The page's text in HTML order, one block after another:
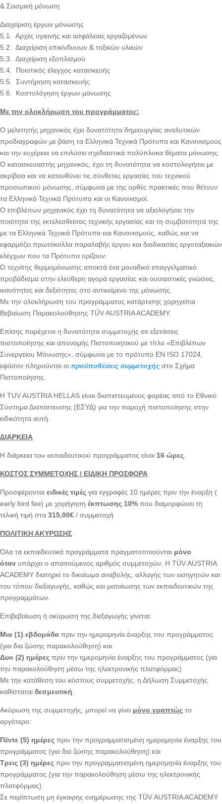
& Σεισμική μόνωση
Διαχείριση έργων μόνωσης
5.1. Αρχές υγιεινής και ασφάλειας εργαζομένων
5.2. Διαχείριση επικίνδυνων & τοξικών υλικών
5.3. Διαχείριση εξοπλισμού
5.4. Ποιοτικός έλεγχος κατασκευής
5.5. Συντήρηση κατασκευής
5.6. Κοστολόγηση έργων μόνωσης
Με την ολοκλήρωση του προγράμματος:
Ο μελετητής μηχανικός έχει δυνατότητα δημιουργίας αναλυτικών
προδιαγραφών με βάση τα Ελληνικά Τεχνικά Πρότυπα και Κανονισμούς
και την ευχέρεια να επιλύσει σχεδιαστικά πολύπλοκα θέματα μόνωσης.
Ο κατασκευαστής μηχανικός, έχει τη δυνατότητα να κοστολογήσει με
ακρίβεια και να κατευθύνει τις σύνθετες εργασίες του τεχνικού
προσωπικού μόνωσης, σύμφωνα με της ορθές πρακτικές που θέτουν
τα Ελληνικά Τεχνικά Πρότυπα και οι Κανονισμοί.
Ο επιβλέπων μηχανικός έχει τη δυνατότητα να αξιολογήσει την
ποιότητα της εκτελεσθείσας τεχνικής εργασίας και τη συμβατότητά της
με τα Ελληνικά Τεχνικά Πρότυπα και Κανονισμούς, καθώς και να
εφαρμόζει πρωτόκολλα παραλαβής έργου και διαδικασίες εργοταξιακών
ελέγχων που τα Πρότυπα ορίζουν.
Ο τεχνίτης θερμομόνωσης αποκτά ένα μοναδικό επαγγελματικό
προβάδισμα στην ελεύθερη αγορά εργασίας και ουσιαστικές γνώσεις,
ικανότητες και δεξιότητες στο αντικείμενο της μόνωσης.
Με την ολοκλήρωση του προγράμματος κατάρτισης χορηγείται
Βεβαίωση Παρακολούθησης TÜV AUSTRIA ACADEMY.
Επίσης παρέχεται η δυνατότητα συμμετοχής σε εξετάσεις
πιστοποίησης και απονομής Πιστοποιητικού με τίτλο «Επιβλέπων
Συνεργείου Μόνωσης», σύμφωνα με το πρότυπο EN ISO 17024,
εφόσον πληρούνται οι προϋποθέσεις συμμετοχής στο Σχήμα
Πιστοποίησης.
Η TUV AUSTRIA HELLAS είναι διαπιστευμένος φορέας από το Εθνικό
Σύστημα Διαπίστευσης (ΕΣΥΔ) για την παροχή πιστοποίησης στην
ειδικότητα αυτή.
ΔΙΑΡΚΕΙΑ
Η διάρκεια του εκπαιδευτικού προγράμματος είναι 16 ώρες
ΚΟΣΤΟΣ ΣΥΜΜΕΤΟΧΗΣ / ΕΙΔΙΚΗ ΠΡΟΣΦΟΡΑ
Προσφέρονται ειδικές τιμές για εγγραφές 10 ημέρες πριν την έναρξη (
early bird fee) με χορήγηση έκπτωσης 10% που διαμορφώνει τη
τελική τιμή στα 315,00€ / συμμετοχή
ΠΟΛΙΤΙΚΗ ΑΚΥΡΩΣΗΣ
Όλα τα εκπαιδευτικά προγράμματα πραγματοποιούνται μόνο
όταν υπάρχει ο απαιτούμενος αριθμός συμμετοχών. Η TÜV AUSTRIA
ACADEMY διατηρεί το δικαίωμα αναβολής, αλλαγής των εισηγητών και
του τόπου διεξαγωγής, καθώς και ματαίωσης των εκπαιδευτικών της
προγραμμάτων.
Επιβεβαίωση ή ακύρωση της διεξαγωγής γίνεται:
Μια (1) εβδομάδα πριν την ημερομηνία έναρξης του προγράμματος
(για δια ζώσης παρακολούθηση) και
Δυο (2) ημέρες πριν την ημερομηνία έναρξης του προγράμματος (για
την παρακολούθηση μέσω της ηλεκτρονικής πλατφόρμας)
Με την κατάθεση του κόστους συμμετοχής, η Δήλωση Συμμετοχής
καθίσταται δεσμευτική
Ακύρωση της συμμετοχής, μπορεί να γίνει μόνο γραπτώς το
αργότερο:
Πέντε (5) ημέρες πριν την προγραμματισμένη ημερομηνία έναρξης του
προγράμματος (για δια ζώσης παρακολούθηση) και
Τρεις (3) ημέρες πριν την προγραμματισμένη ημερομηνία έναρξης του
προγράμματος (για την παρακολούθηση μέσω της ηλεκτρονικής
πλατφόρμας)
Σε περίπτωση μη έγκαιρης ενημέρωσης της TÜV AUSTRIA ACADEMY